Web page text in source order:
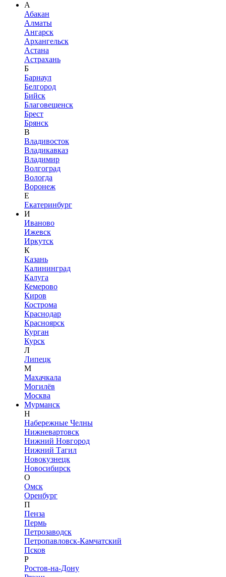
А
Абакан
Алматы
Ангарск
Архангельск
Астана
Астрахань
Б
Барнаул
Белгород
Бийск
Благовещенск
Брест
Брянск
В
Владивосток
Владикавказ
Владимир
Волгоград
Вологда
Воронеж
Е
Екатеринбург
И
Иваново
Ижевск
Иркутск
К
Казань
Калининград
Калуга
Кемерово
Киров
Кострома
Краснодар
Красноярск
Курган
Курск
Л
Липецк
М
Махачкала
Могилёв
Москва
Мурманск
Н
Набережные Челны
Нижневартовск
Нижний Новгород
Нижний Тагил
Новокузнецк
Новосибирск
О
Омск
Оренбург
П
Пенза
Пермь
Петрозаводск
Петропавловск-Камчатский
Псков
Р
Ростов-на-Дону